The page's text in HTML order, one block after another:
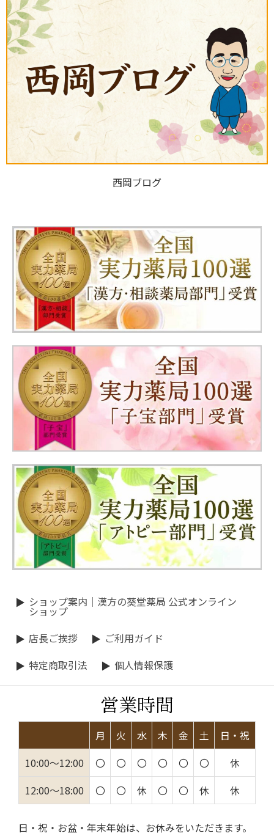
西岡ブログ
ショップ案内｜漢方の葵堂薬局 公式オンライン
ショップ
店長ご挨拶
ご利用ガイド
特定商取引法
個人情報保護
営業時間
月 火 水 木 金 土
日・祝
10:00～12:00
〇 〇 〇 〇 〇 〇
休
12:00～18:00
〇 〇 休 〇 〇 休 休
日・祝・お盆・年末年始は、お休みをいただきます。